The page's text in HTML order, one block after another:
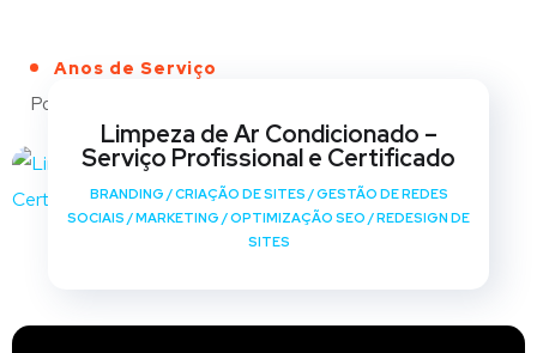
Anos de Serviço
Portfólio
Limpeza de Ar Condicionado –
Serviço Profissional e Certificado
BRANDING /CRIAÇÃO DE SITES /GESTÃO DE REDES
SOCIAIS /MARKETING /OPTIMIZAÇÃO SEO /REDESIGN DE
SITES